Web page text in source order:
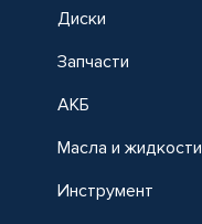
Диски
Запчасти
АКБ
Масла и жидкости
Инструмент